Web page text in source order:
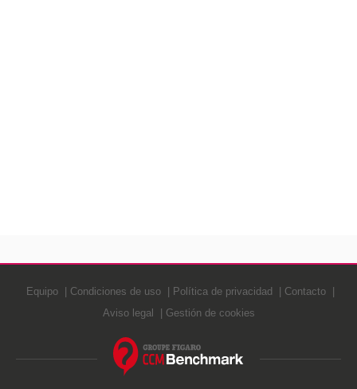
Equipo Condiciones de uso Política de privacidad
Contacto
Aviso legal
Gestión de cookies